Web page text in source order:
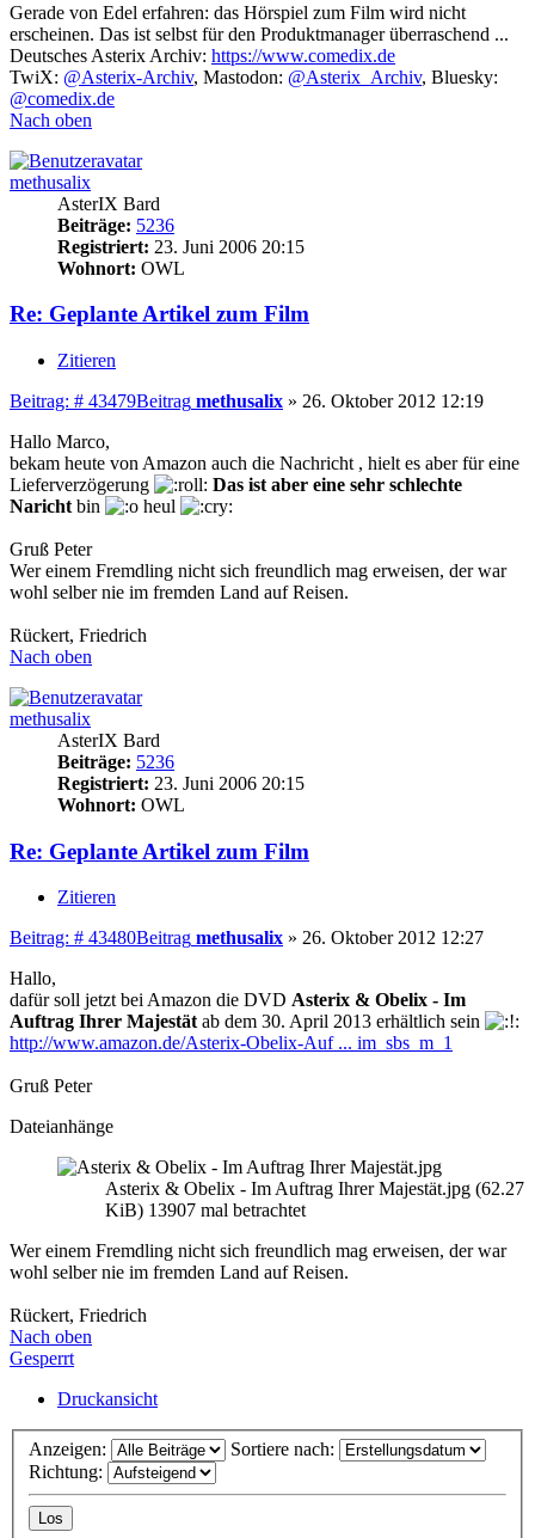
Gerade von Edel erfahren: das Hörspiel zum Film wird nicht
erscheinen. Das ist selbst für den Produktmanager überraschend ...
Deutsches Asterix Archiv: https://www.comedix.de
TwiX: @Asterix-Archiv, Mastodon: @Asterix_Archiv, Bluesky:
@comedix.de
Nach oben
methusalix
AsterIX Bard
Beiträge: 5236
Registriert: 23. Juni 2006 20:15
Wohnort: OWL
Re: Geplante Artikel zum Film
Zitieren
Beitrag: # 43479Beitrag methusalix » 26. Oktober 2012 12:19
Hallo Marco,
bekam heute von Amazon auch die Nachricht , hielt es aber für eine
Lieferverzögerung
Das ist aber eine sehr schlechte
Naricht bin heul
Gruß Peter
Wer einem Fremdling nicht sich freundlich mag erweisen, der war
wohl selber nie im fremden Land auf Reisen.
Rückert, Friedrich
Nach oben
methusalix
AsterIX Bard
Beiträge: 5236
Registriert: 23. Juni 2006 20:15
Wohnort: OWL
Re: Geplante Artikel zum Film
Zitieren
Beitrag: # 43480Beitrag methusalix » 26. Oktober 2012 12:27
Hallo,
dafür soll jetzt bei Amazon die DVD Asterix & Obelix - Im
Auftrag Ihrer Majestätab dem 30. April 2013 erhältlich sein
http://www.amazon.de/Asterix-Obelix-Auf ... im_sbs_m_1
Gruß Peter
Dateianhänge
Asterix & Obelix - Im Auftrag Ihrer Majestät.jpg (62.27
KiB) 13907 mal betrachtet
Wer einem Fremdling nicht sich freundlich mag erweisen, der war
wohl selber nie im fremden Land auf Reisen.
Rückert, Friedrich
Nach oben
Gesperrt
Druckansicht
Anzeigen:
Sortiere nach:
Richtung: